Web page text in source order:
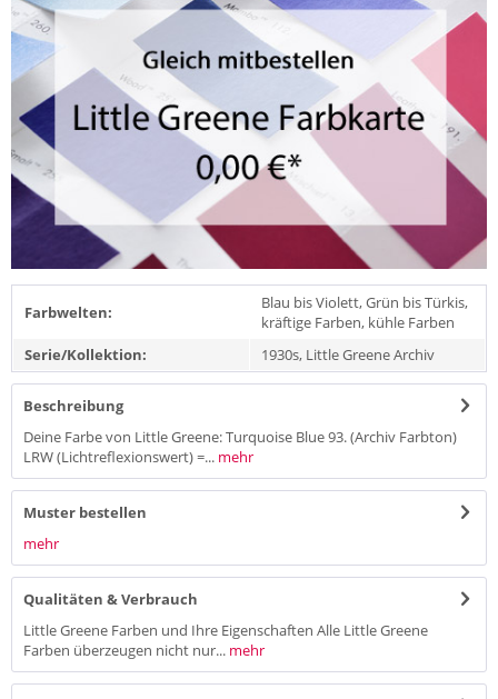
Farbwelten:
Blau bis Violett, Grün bis Türkis,
kräftige Farben, kühle Farben
Serie/Kollektion:
1930s, Little Greene Archiv
Beschreibung
Deine Farbe von Little Greene: Turquoise Blue 93. (Archiv Farbton)
LRW (Lichtreflexionswert) =... mehr
Muster bestellen
mehr
Qualitäten & Verbrauch
Little Greene Farben und Ihre Eigenschaften Alle Little Greene
Farben überzeugen nicht nur... mehr